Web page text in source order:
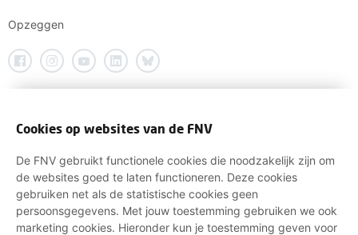
Opzeggen
Cookies op websites van de FNV
De FNV gebruikt functionele cookies die noodzakelijk zijn om
de websites goed te laten functioneren. Deze cookies
gebruiken net als de statistische cookies geen
persoonsgegevens. Met jouw toestemming gebruiken we ook
marketing cookies. Hieronder kun je toestemming geven voor